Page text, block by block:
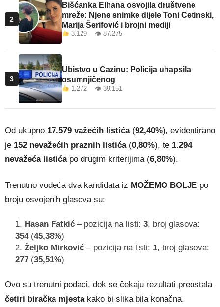
2
Bišćanka Elhana osvojila društvene
mreže: Njene snimke dijele Toni Cetinski,
Marija Šerifović i brojni mediji
3.129 👁 87.275
3
Ubistvo u Cazinu: Policija uhapsila
osumnjičenog
1.272 👁 39.151
Od ukupno 17.579 važećih listića(92,40%), evidentirano
je 152 nevažećih praznih listića(0,80%), te 1.294
nevažeća listićapo drugim kriterijima (6,80%).
Trenutno vodeća dva kandidata iz MOŽEMO BOLJE po
broju osvojenih glasova su:
Hasan Fatkić – pozicija na listi: 3, broj glasova:
354(45,38%)
Željko Mirković – pozicija na listi: 1, broj glasova:
277 (35,51%)
Ovo su trenutni podaci, dok se čekaju rezultati preostala
četiri biračka mjestakako bi slika bila konačna.